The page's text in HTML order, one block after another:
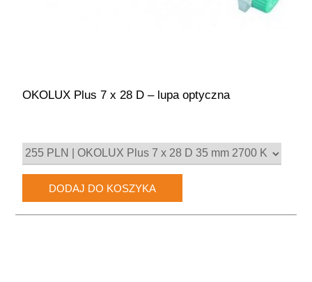
OKOLUX Plus 7 x 28 D – lupa optyczna